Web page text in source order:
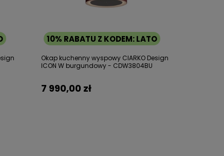
10% RABATU Z KODEM: LATO
Okap kuchenny wyspowy CIARKO Design
ICON W burgundowy - CDW3804BU
7 990,00 zł